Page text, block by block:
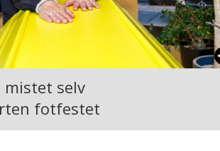
mistet selv
fotfestet